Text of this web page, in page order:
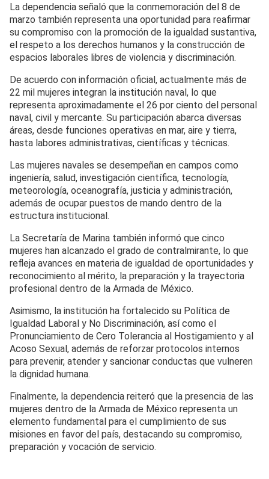
La dependencia señaló que la conmemoración del 8 de
marzo también representa una oportunidad para reafirmar
su compromiso con la promoción de la igualdad sustantiva,
el respeto a los derechos humanos y la construcción de
espacios laborales libres de violencia y discriminación.
De acuerdo con información oficial, actualmente más de
22 mil mujeres integran la institución naval, lo que
representa aproximadamente el 26 por ciento del personal
naval, civil y mercante. Su participación abarca diversas
áreas, desde funciones operativas en mar, aire y tierra,
hasta labores administrativas, científicas y técnicas.
Las mujeres navales se desempeñan en campos como
ingeniería, salud, investigación científica, tecnología,
meteorología, oceanografía, justicia y administración,
además de ocupar puestos de mando dentro de la
estructura institucional.
La Secretaría de Marina también informó que cinco
mujeres han alcanzado el grado de contralmirante, lo que
refleja avances en materia de igualdad de oportunidades y
reconocimiento al mérito, la preparación y la trayectoria
profesional dentro de la Armada de México.
Asimismo, la institución ha fortalecido su Política de
Igualdad Laboral y No Discriminación, así como el
Pronunciamiento de Cero Tolerancia al Hostigamiento y al
Acoso Sexual, además de reforzar protocolos internos
para prevenir, atender y sancionar conductas que vulneren
la dignidad humana.
Finalmente, la dependencia reiteró que la presencia de las
mujeres dentro de la Armada de México representa un
elemento fundamental para el cumplimiento de sus
misiones en favor del país, destacando su compromiso,
preparación y vocación de servicio.